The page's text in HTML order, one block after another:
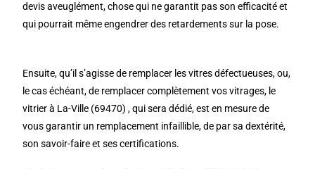
devis aveuglément, chose qui ne garantit pas son efficacité et
qui pourrait même engendrer des retardements sur la pose.
Ensuite, qu’il s’agisse de remplacer les vitres défectueuses, ou,
le cas échéant, de remplacer complètement vos vitrages, le
vitrier à La-Ville (69470) , qui sera dédié, est en mesure de
vous garantir un remplacement infaillible, de par sa dextérité,
son savoir-faire et ses certifications.